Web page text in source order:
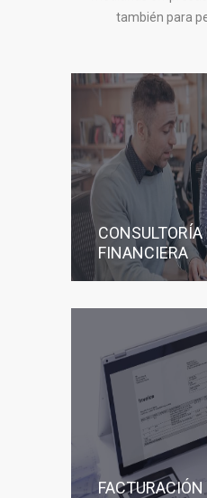
también para
FINANCIERA
FACTURACIÓN